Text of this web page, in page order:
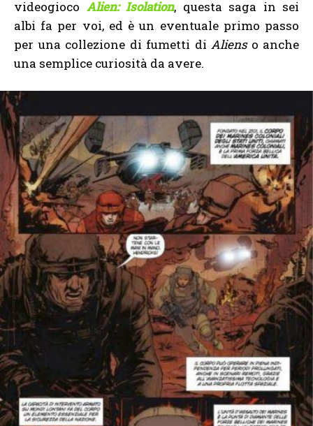
videogioco Alien: Isolation, questa saga in sei
albi fa per voi, ed è un eventuale primo passo
per una collezione di fumetti di Alienso anche
una semplice curiosità da avere.